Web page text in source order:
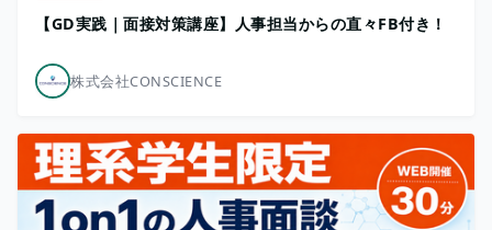
【GD実践｜面接対策講座】人事担当からの直々FB付き！
株式会社CONSCIENCE